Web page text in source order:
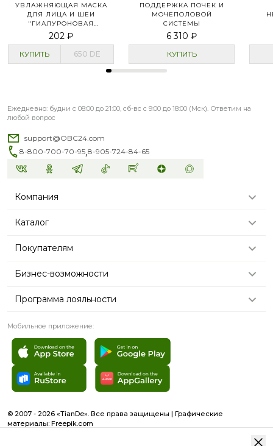
УВЛАЖНЯЮЩАЯ МАСКА
ДЛЯ ЛИЦА И ШЕИ
"ГИАЛУРОНОВАЯ
КИСЛОТА" PRO-COMFORT
202 ₽
КУПИТЬ 650 DE
ПОДДЕРЖКА ПОЧЕК И
МОЧЕПОЛОВОЙ
СИСТЕМЫ
6 310 ₽
КУПИТЬ
Ежедневно: будни с 08:00 до 21:00, сб-вс с 9:00 до 18:00 (Мск). Ответим на
любой вопрос
support@OBC24.com
8-800-700-70-95,8-905-724-84-65
Компания
Каталог
Покупателям
Бизнес-возможности
Программа лояльности
Мобильное приложение:
© 2007 - 2026 «TianDe». Все права защищены | Графические
материалы: Freepik.com